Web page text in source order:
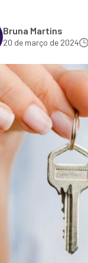
Bruna Martins
20 de março de 2024